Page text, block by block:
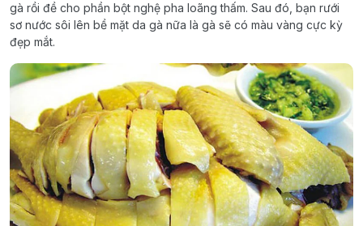
gà rồi đề cho phần bột nghệ pha loãng thấm. Sau đó, bạn rưới
sơ nước sôi lên bề mặt da gà nữa là gà sẽ có màu vàng cực kỳ
đẹp mắt.